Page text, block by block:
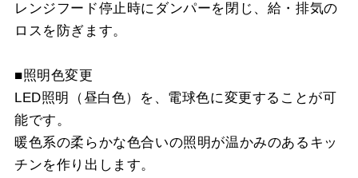
レンジフード停止時にダンパーを閉じ、給・排気の
ロスを防ぎます。
■照明色変更
LED照明（昼白色）を、電球色に変更することが可
能です。
暖色系の柔らかな色合いの照明が温かみのあるキッ
チンを作り出します。